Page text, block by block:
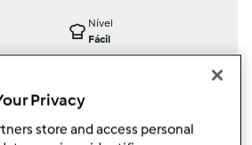
Nível
Fácil
TM31
Privacy
store and access personal